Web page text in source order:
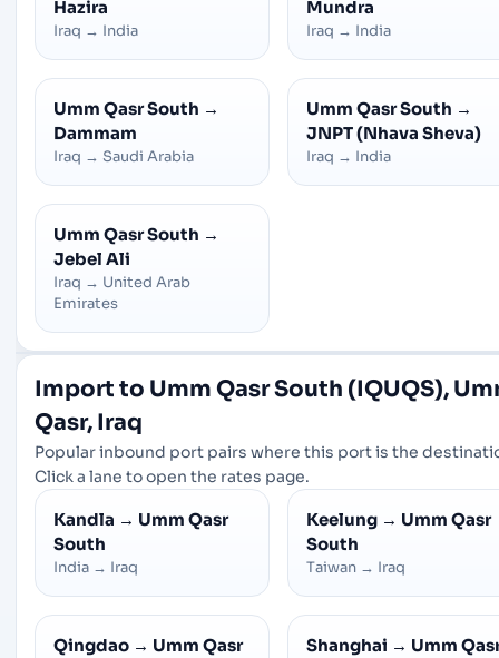
Hazira
Iraq → India
Mundra
Iraq → India
Umm Qasr South →
Dammam
Iraq → Saudi Arabia
Umm Qasr South →
JNPT (Nhava Sheva)
Iraq → India
Umm Qasr South →
Jebel Ali
Iraq → United Arab
Emirates
Import to Umm Qasr South (IQUQS),
Qasr, Iraq
Popular inbound port pairs where this port is the
Click a lane to open the rates page.
Kandla → Umm Qasr
South
India → Iraq
Keelung → Umm Qasr
South
Taiwan → Iraq
Qingdao → Umm Qasr
Shanghai → Umm